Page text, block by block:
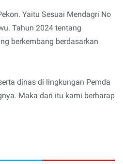
Yaitu Sesuai Mendagri No
Tahun 2024 tentang
berkembang berdasarkan
dinas di lingkungan Pemda
Maka dari itu kami berharap